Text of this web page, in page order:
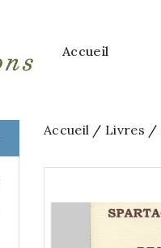
Accueil
Accueil Livres